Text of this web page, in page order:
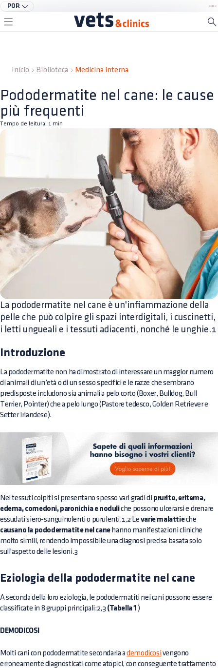
POR
Início Biblioteca Medicina interna
Pododermatite nel cane: le cause
più frequenti
Tempo de leitura: 1 min
La pododermatite nel cane è un'infiammazione della
pelle che può colpire gli spazi interdigitali, i cuscinetti,
i letti ungueali e i tessuti adiacenti, nonché le unghie.1
Introduzione
La pododermatite non ha dimostrato di interessare un maggior numero
di animali di un’età o di un sesso specifici e le razze che sembrano
predisposte includono sia animali a pelo corto (Boxer, Bulldog, Bull
Terrier, Pointer) che a pelo lungo (Pastore tedesco, Golden Retriever e
Setter irlandese).
Nei tessuti colpiti si presentano spesso vari gradi di prurito, eritema,
edema, comedoni, paronichia e noduliche possono ulcerarsi e drenare
essudati siero-sanguinolenti o purulenti.1,2 Le varie malattieche
causano la pododermatite nel canehanno manifestazioni cliniche
molto simili, rendendo impossibile una diagnosi precisa basata solo
sull'aspetto delle lesioni.3
Eziologia della pododermatite nel cane
A seconda della loro eziologia, le pododermatiti nei cani possono essere
classificate in 8 gruppi principali:2,3 (Tabella 1 )
DEMODICOSI
Molti cani con pododermatite secondaria ademodicosi vengono
erroneamente diagnosticati come atopici, con conseguente trattamento